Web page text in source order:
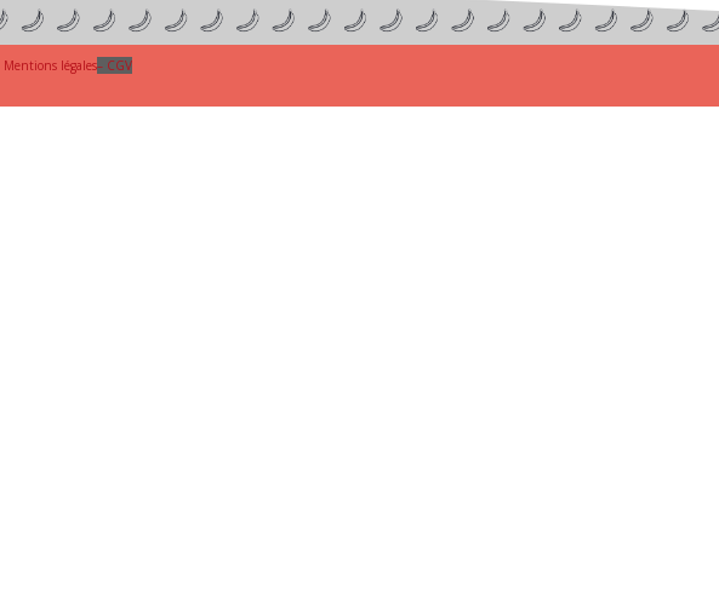
Mentions légales– CGV